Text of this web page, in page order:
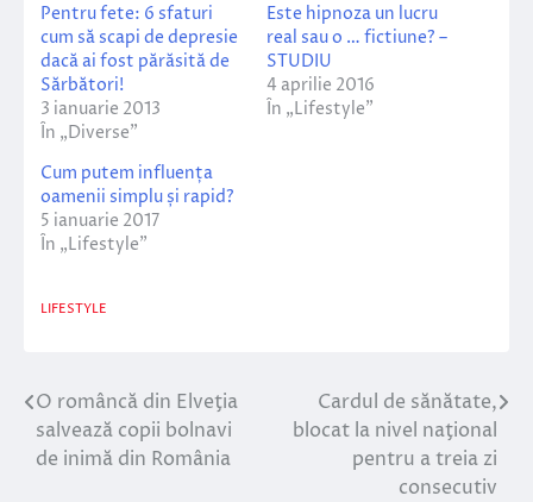
Pentru fete: 6 sfaturi
cum să scapi de depresie
dacă ai fost părăsită de
Sărbători!
3 ianuarie 2013
În „Diverse”
Este hipnoza un lucru
real sau o … fictiune? –
STUDIU
4 aprilie 2016
În „Lifestyle”
Cum putem influența
oamenii simplu și rapid?
5 ianuarie 2017
În „Lifestyle”
LIFESTYLE
Navigare
în
O româncă din Elveţia
salvează copii bolnavi
de inimă din România
Cardul de sănătate,
blocat la nivel naţional
pentru a treia zi
consecutiv